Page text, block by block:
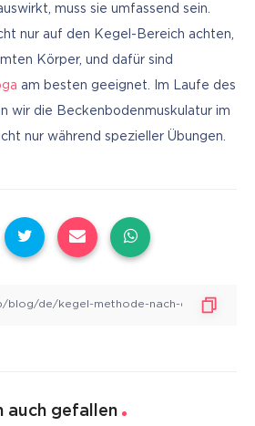
muss sie umfassend sein.
nur auf den Kegel-Bereich achten,
Körper, und dafür sind
wir die Beckenbodenmuskulatur im
nur während spezieller Übungen.
auch gefallen